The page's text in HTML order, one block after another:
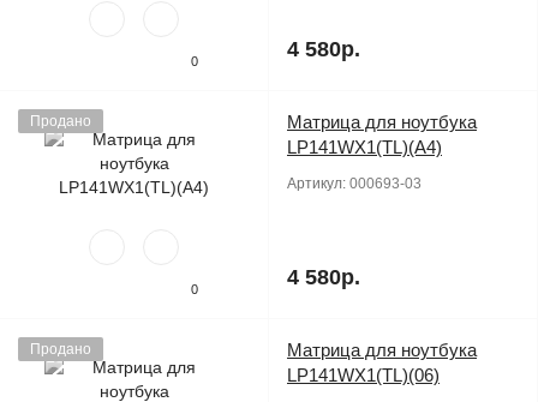
0 4 580р.
Продано
0
Матрица для ноутбука
LP141WX1(TL)(A4)
Артикул: 000693-03
4 580р.
Продано
Матрица для ноутбука
LP141WX1(TL)(06)